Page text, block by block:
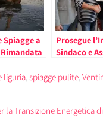
Spiagge a
Prosegue
Sindaco e
Parte dello
liguria, spiagge pulite,
la Transizione Energetica